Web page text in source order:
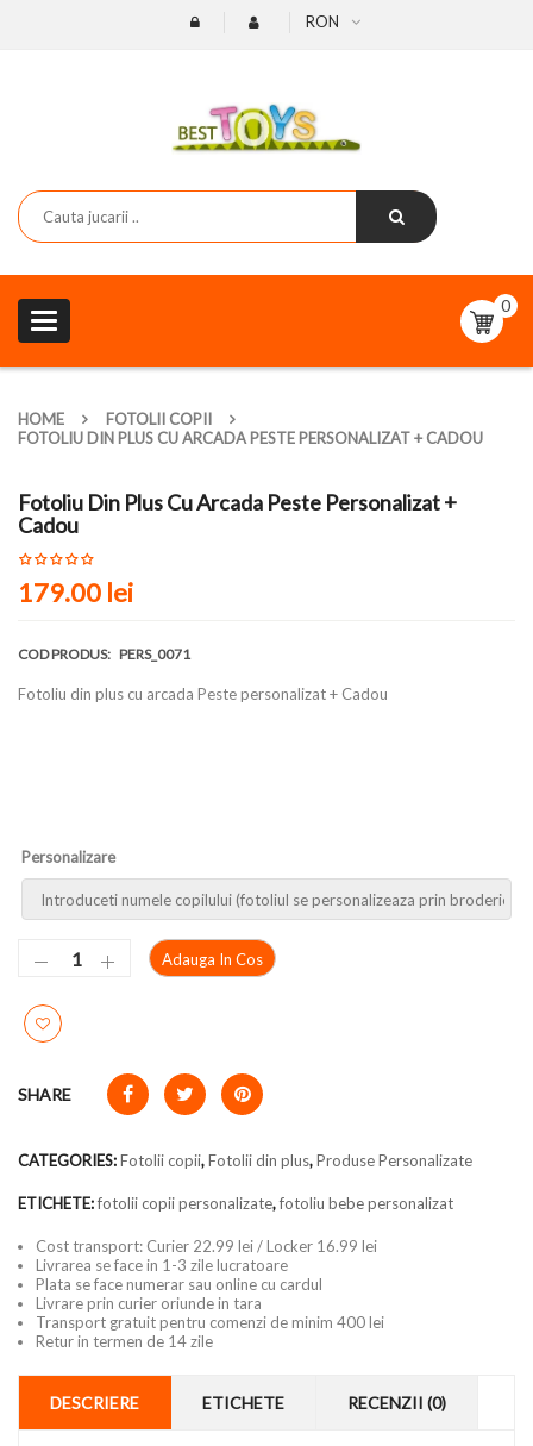
RON
Toggle
navigation
0
HOME
FOTOLII COPII
FOTOLIU DIN PLUS CU ARCADA PESTE PERSONALIZAT + CADOU
Fotoliu Din Plus Cu Arcada Peste Personalizat +
Cadou
179.00 lei
COD PRODUS: PERS_0071
Fotoliu din plus cu arcada Peste personalizat + Cadou
Personalizare
Adauga In Cos
SHARE
CATEGORIES:Fotolii copii,Fotolii din plus,Produse Personalizate
ETICHETE:fotolii copii personalizate,fotoliu bebe personalizat
Cost transport: Curier 22.99 lei / Locker 16.99 lei
Livrarea se face in 1-3 zile lucratoare
Plata se face numerar sau online cu cardul
Livrare prin curier oriunde in tara
Transport gratuit pentru comenzi de minim 400 lei
Retur in termen de 14 zile
DESCRIERE ETICHETE RECENZII (0)